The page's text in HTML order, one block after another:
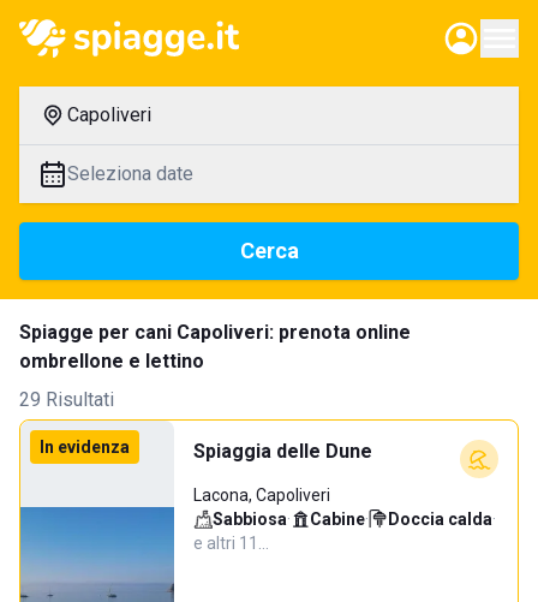
Capoliveri
Seleziona date
Cerca
Spiagge per cani Capoliveri: prenota online
ombrellone e lettino
29 Risultati
In evidenza Spiaggia delle Dune
Lacona, Capoliveri
Sabbiosa· Cabine· Doccia calda·
e altri 11…